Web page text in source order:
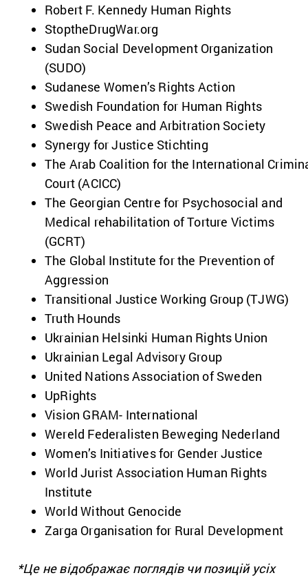
Robert F. Kennedy Human Rights
StoptheDrugWar.org
Sudan Social Development Organization
(SUDO)
Sudanese Women’s Rights Action
Swedish Foundation for Human Rights
Swedish Peace and Arbitration Society
Synergy for Justice Stichting
The Arab Coalition for the International
Court (ACICC)
The Georgian Centre for Psychosocial and
Medical rehabilitation of Torture Victims
(GCRT)
The Global Institute for the Prevention of
Aggression
Transitional Justice Working Group (TJWG)
Truth Hounds
Ukrainian Helsinki Human Rights Union
Ukrainian Legal Advisory Group
United Nations Association of Sweden
UpRights
Vision GRAM- International
Wereld Federalisten Beweging Nederland
Women’s Initiatives for Gender Justice
World Jurist Association Human Rights
Institute
World Without Genocide
Zarga Organisation for Rural Development
*Це не відображає поглядів чи позицій усіх